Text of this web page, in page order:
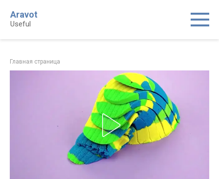
content
Aravot
Useful
Главная страница